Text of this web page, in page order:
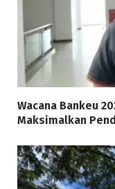
Wacana Bankeu
Maksimalkan